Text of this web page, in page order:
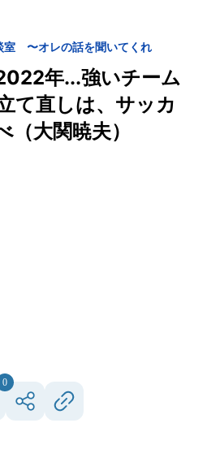
室 〜オレの話を聞いてくれ
年...強いチーム
て直しは、サッカ
（大関暁夫）
0